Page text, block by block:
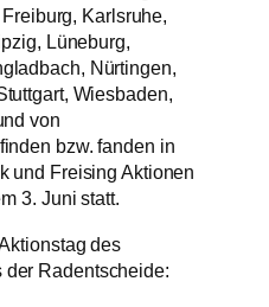
Esslingen,
Karlsruhe,
Lüneburg,
Nürtingen,
Wiesbaden,
von
bzw. fanden in
und Freising Aktionen
des